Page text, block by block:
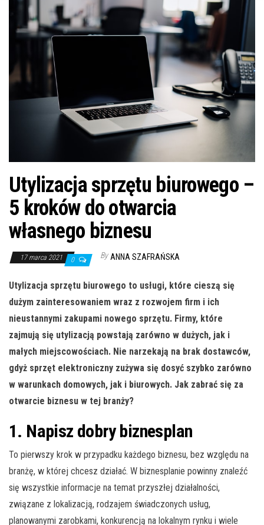
Utylizacja sprzętu biurowego –
5 kroków do otwarcia
własnego biznesu
17 marca 2021 0 By ANNA SZAFRAŃSKA
Utylizacja sprzętu biurowego to usługi, które cieszą się
dużym zainteresowaniem wraz z rozwojem firm i ich
nieustannymi zakupami nowego sprzętu. Firmy, które
zajmują się utylizacją powstają zarówno w dużych, jak i
małych miejscowościach. Nie narzekają na brak dostawców,
gdyż sprzęt elektroniczny zużywa się dosyć szybko zarówno
w warunkach domowych, jak i biurowych. Jak zabrać się za
otwarcie biznesu w tej branży?
1. Napisz dobry biznesplan
To pierwszy krok w przypadku każdego biznesu, bez względu na
branżę, w której chcesz działać. W biznesplanie powinny znaleźć
się wszystkie informacje na temat przyszłej działalności,
związane z lokalizacją, rodzajem świadczonych usług,
planowanymi zarobkami, konkurencją na lokalnym rynku i wiele